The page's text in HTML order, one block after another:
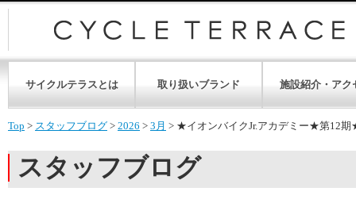
サイクルテラスとは 取り扱いブランド 施設紹介・アク
Top > スタッフブログ > 2026 > 3月 > ★イオンバイクJr.アカデミー★第12
スタッフブログ